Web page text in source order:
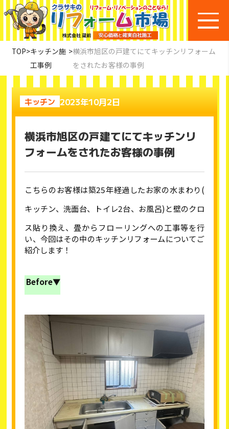
TOP>キッチン施
工事例
>横浜市旭区の戸建てにてキッチンリフォーム
をされたお客様の事例
キッチン 2023年10月2日
横浜市旭区の戸建てにてキッチンリ
フォームをされたお客様の事例
こちらのお客様は築25年経過したお家の水まわり (
キッチン、洗面台、トイレ2台、お風呂) と壁のクロ
ス貼り換え、畳からフローリングへの工事等を行
い、今回はその中のキッチンリフォームについてご
紹介します！
Before▼